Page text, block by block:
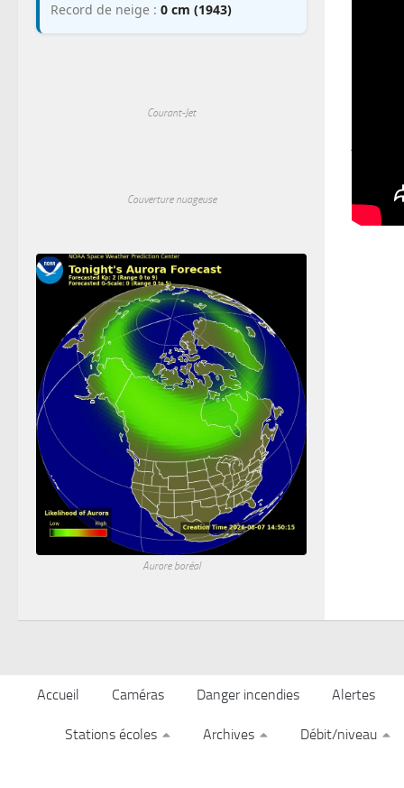
Bonne
Record de neige : 0 cm (1943)
Courant-Jet
Couverture nuageuse
Aurore boréal
Accueil Caméras Danger incendies Alertes
Stations écoles Archives Débit/niveau